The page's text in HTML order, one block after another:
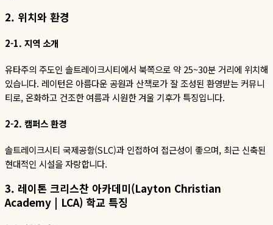
2. 위치와 환경
2-1. 지역 소개
유타주의 주도인 솔트레이크시티에서 북쪽으로 약 25~30분 거리에 위치해
있습니다. 레이턴은 아름다운 공원과 산책로가 잘 조성된 환영받는 커뮤니
티로,온화하고 건조한 여름과 시원한 겨울 기후가 특징입니다.
2-2. 캠퍼스환경
솔트레이크시티 국제공항(SLC)과 인접하여 접근성이 좋으며, 최근 신축된
현대적인 시설을 자랑합니다.
3. 레이톤 크리스찬 아카데미(Layton Christian
Academy | LCA) 학교 특징